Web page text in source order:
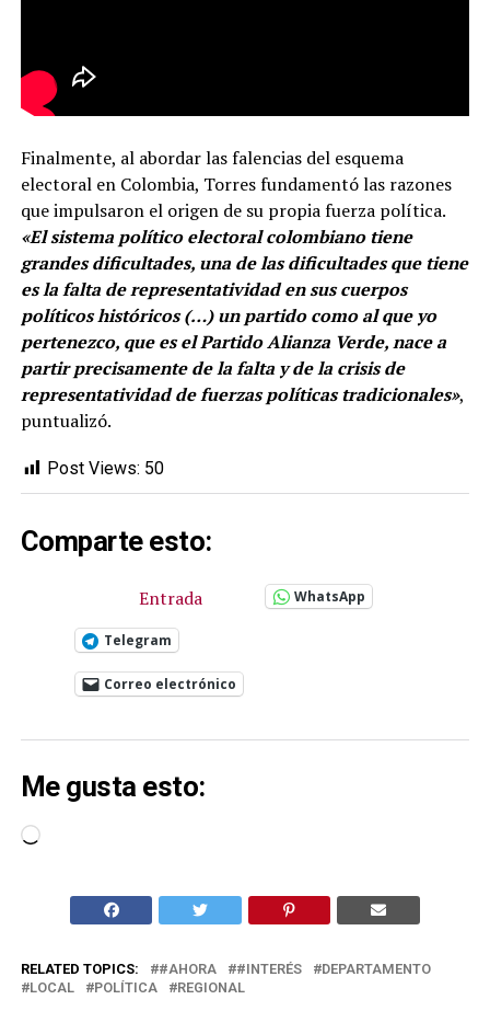
Finalmente, al abordar las falencias del esquema
electoral en Colombia, Torres fundamentó las razones
que impulsaron el origen de su propia fuerza política.
«El sistema político electoral colombiano tiene
grandes dificultades, una de las dificultades que tiene
es la falta de representatividad en sus cuerpos
políticos históricos (…) un partido como al que yo
pertenezco, que es el Partido Alianza Verde, nace a
partir precisamente de la falta y de la crisis de
representatividad de fuerzas políticas tradicionales»,
puntualizó.
Post Views: 50
Comparte esto:
Entrada WhatsApp
Telegram
Correo electrónico
Me gusta esto:
Cargando...
RELATED TOPICS: #AHORA #INTERÉS
DEPARTAMENTO
LOCAL
POLÍTICA REGIONAL